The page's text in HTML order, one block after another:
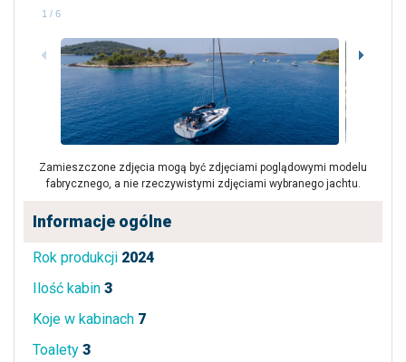
1 / 6
Zamieszczone zdjęcia mogą być zdjęciami poglądowymi modelu
fabrycznego, a nie rzeczywistymi zdjęciami wybranego jachtu.
Informacje ogólne
Rok produkcji 2024
Ilość kabin 3
Koje w kabinach 7
Toalety 3